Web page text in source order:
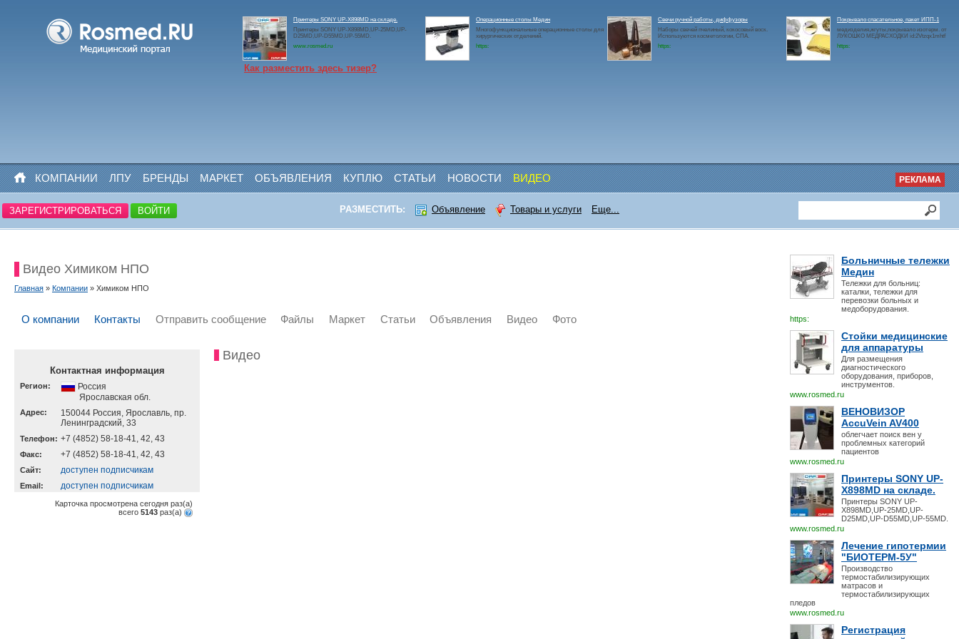
Принтеры SONY UP-X898MD на складе.
Принтеры SONY UP-X898MD,UP-25MD,UP-
D25MD,UP-D55MD,UP-55MD.
www.rosmed.ru
Операционные столы Медин
Многофункциональные операционные столы для
хирургических отделений.
https:
Свечи ручной работы, диффузоры
Наборы свечей пчелиный, кокосовый воск.
Используются косметологии, СПА.
https:
Покрывало спасательное, пакет ИПП-1
медизделия,жгуты,покрывало изотерм. от
ЛУКОШКО МЕДРАСХОДКИ id:2Vtzqx1mhtf
https:
Как разместить здесь тизер?
КОМПАНИИ ЛПУ БРЕНДЫ МАРКЕТ ОБЪЯВЛЕНИЯ КУПЛЮ СТАТЬИ НОВОСТИ ВИДЕО РЕКЛАМА
ЗАРЕГИСТРИРОВАТЬСЯ ВОЙТИ РАЗМЕСТИТЬ: Объявление Товары и услуги Еще...
Больничные тележки
Медин
Тележки для больниц:
каталки, тележки для
перевозки больных и
медоборудования.
https:
Стойки медицинские
для аппаратуры
Для размещения
диагностического
оборудования, приборов,
инструментов.
www.rosmed.ru
ВЕНОВИЗОР
AccuVein AV400
облегчает поиск вен у
проблемных категорий
пациентов
www.rosmed.ru
Принтеры SONY UP-
X898MD на складе.
Принтеры SONY UP-
X898MD,UP-25MD,UP-
D25MD,UP-D55MD,UP-55MD.
www.rosmed.ru
Лечение гипотермии
"БИОТЕРМ-5У"
Производство
термостабилизирующих
матрасов и
термостабилизирующих
пледов
www.rosmed.ru
Регистрация
Видео Химиком НПО
Главная » Компании » Химиком НПО
О компании Контакты Отправить сообщение Файлы Маркет Статьи Объявления Видео Фото
Контактная информация
Регион:
Россия
Ярославская обл.
Адрес:
150044 Россия, Ярославль, пр.
Ленинградский, 33
Телефон: +7 (4852) 58-18-41, 42, 43
Факс: +7 (4852) 58-18-41, 42, 43
Cайт: доступен подписчикам
Email: доступен подписчикам
Карточка просмотрена сегодня раз(a)
всего 5143 раз(a)
Видео